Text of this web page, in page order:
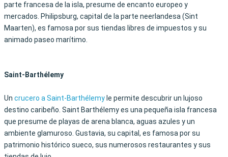
parte francesa de la isla, presume de encanto europeo y
mercados. Philipsburg, capital de la parte neerlandesa (Sint
Maarten), es famosa por sus tiendas libres de impuestos y su
animado paseo marítimo.
Saint-Barthélemy
Un crucero a Saint-Barthélemy le permite descubrir un lujoso
destino caribeño. Saint Barthélemy es una pequeña isla francesa
que presume de playas de arena blanca, aguas azules y un
ambiente glamuroso. Gustavia, su capital, es famosa por su
patrimonio histórico sueco, sus numerosos restaurantes y sus